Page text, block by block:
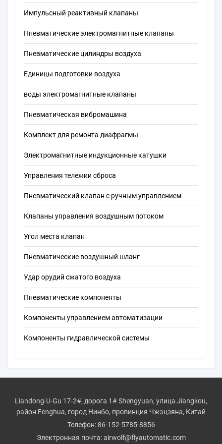
Импульсный реактивный клапаны
Пневматические электромагнитные клапаны
Пневматические цилиндры воздуха
Единицы подготовки воздуха
воды электромагнитные клапаны
Пневматическая вибромашина
Комплект для ремонта диафрагмы
Электромагнитные индукционные катушки
Управления тележки сброса
Пневматический клапан с ручным управлением
Клапаны управления воздушным потоком
Угол места клапан
Пневматические воздушный шланг
Удар орудий сжатого воздуха
Пневматические компоненты
Компоненты управлением автоматизации
Компоненты гидравлической системы
Liandong-U-Gu 17-2#, дорога 1# Shengyuan, улица Jiangkou,
район Fenghua, город Нинбо, провинция Чжэцзяна, Китай
Телефон:86-152-5785-8856
Электронная почта:airwolf@flyautomatic.com